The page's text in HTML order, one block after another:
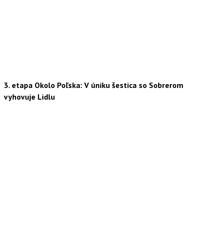
3. etapa Okolo Poľska: V úniku šestica so Sobrerom
vyhovuje Lidlu